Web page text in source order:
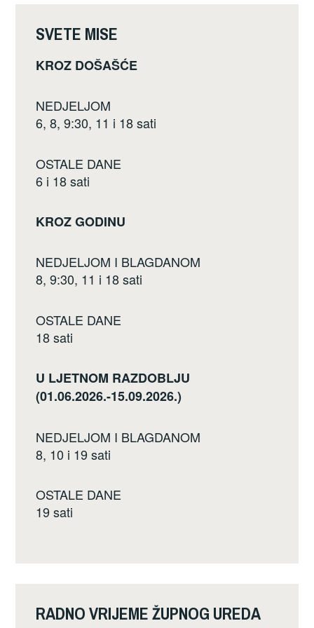
k
SVETE MISE
KROZ DOŠAŠĆE
NEDJELJOM
6, 8, 9:30, 11 i 18 sati
OSTALE DANE
6 i 18 sati
KROZ GODINU
NEDJELJOM I BLAGDANOM
8, 9:30, 11 i 18 sati
OSTALE DANE
18 sati
U LJETNOM RAZDOBLJU
(01.06.2026.-15.09.2026.)
NEDJELJOM I BLAGDANOM
8, 10 i 19 sati
OSTALE DANE
19 sati
RADNO VRIJEME ŽUPNOG UREDA